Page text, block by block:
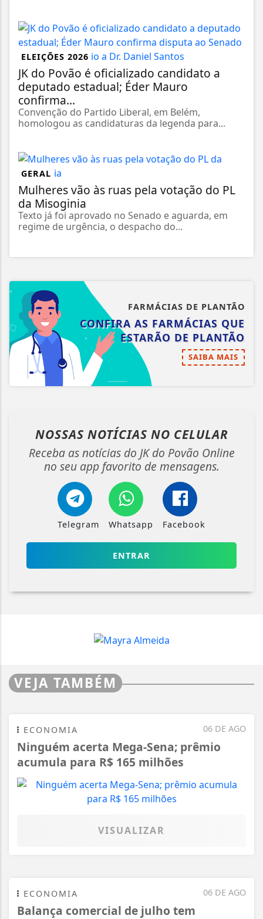
ELEIÇÕES 2026
JK do Povão é oficializado candidato a
deputado estadual; Éder Mauro
confirma...
Convenção do Partido Liberal, em Belém,
homologou as candidaturas da legenda para...
GERAL
Mulheres vão às ruas pela votação do PL
da Misoginia
Texto já foi aprovado no Senado e aguarda, em
regime de urgência, o despacho do...
FARMÁCIAS DE PLANTÃO
CONFIRA AS FARMÁCIAS QUE
ESTARÃO DE PLANTÃO
SAIBA MAIS
NOSSAS NOTÍCIAS NO CELULAR
Receba as notícias do JK do Povão Online
no seu app favorito de mensagens.
Telegram Whatsapp Facebook
ENTRAR
VEJA TAMBÉM
06 DE AGO
ECONOMIA
Ninguém acerta Mega-Sena; prêmio
acumula para R$ 165 milhões
VISUALIZAR
06 DE AGO
ECONOMIA
Balança comercial de julho tem